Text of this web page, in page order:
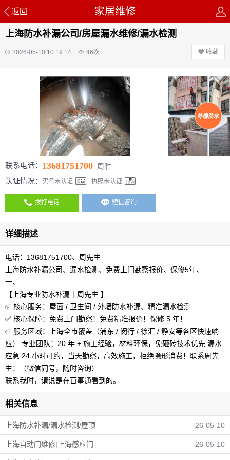
返回 家居维修
上海防水补漏公司/房屋漏水维修/漏水检测
2026-05-10 10:19:14 46次 收藏
联系电话： 13681751700 周胜
认证情况：
实名未认证 执照未认证
拨打电话 短信咨询
详细描述
电话：13681751700、周先生
上海防水补漏公司、漏水检测、免费上门勘察报价、保修​‌‌5年、
一、
【上海专业防水补漏｜周先生 】
✅ 核心服务：屋面 / 卫生间 / 外墙防水补漏、精准漏水检测
✅ 核心保障：免费上门勘察！免费精准报价！保修 5 年！
✅ 服务区域：上海全市覆盖（浦东 / 闵行 / 徐汇 / 静安等各区快速响
应） 专业团队：20 年 + 施工经验，材料环保，免砸砖技术优先 漏水
应急 24 小时可约，当天勘察，高效施工，拒绝隐形消费！联系周先
生：（微信同号，随时咨询）
联系我时，请说是在百事通看到的。
相关信息
上海防水补漏/漏水检测/屋顶 26-05-10
上海自动门维修|上海感应门 26-05-10